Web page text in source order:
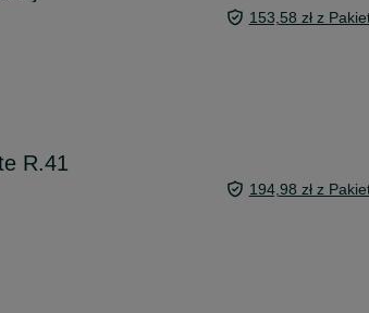
153,58 zł z
R.41
194,98 zł z